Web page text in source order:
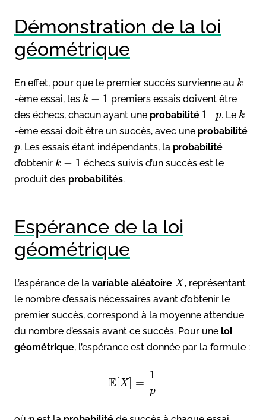
Démonstration de la loi
géométrique
En effet, pour que le premier succès survienne au k
-ème essai, les k − 1 premiers essais doivent être
des échecs, chacun ayant une probabilité 1–p. Le k
-ème essai doit être un succès, avec une probabilité
p. Les essais étant indépendants, la probabilité
d’obtenir k − 1 échecs suivis d’un succès est le
produit des probabilités.
Espérance de la loi
géométrique
L’espérance de la variable aléatoire X, représentant
le nombre d’essais nécessaires avant d’obtenir le
premier succès, correspond à la moyenne attendue
du nombre d’essais avant ce succès. Pour une loi
géométrique, l’espérance est donnée par la formule :
E[X] =
1
p